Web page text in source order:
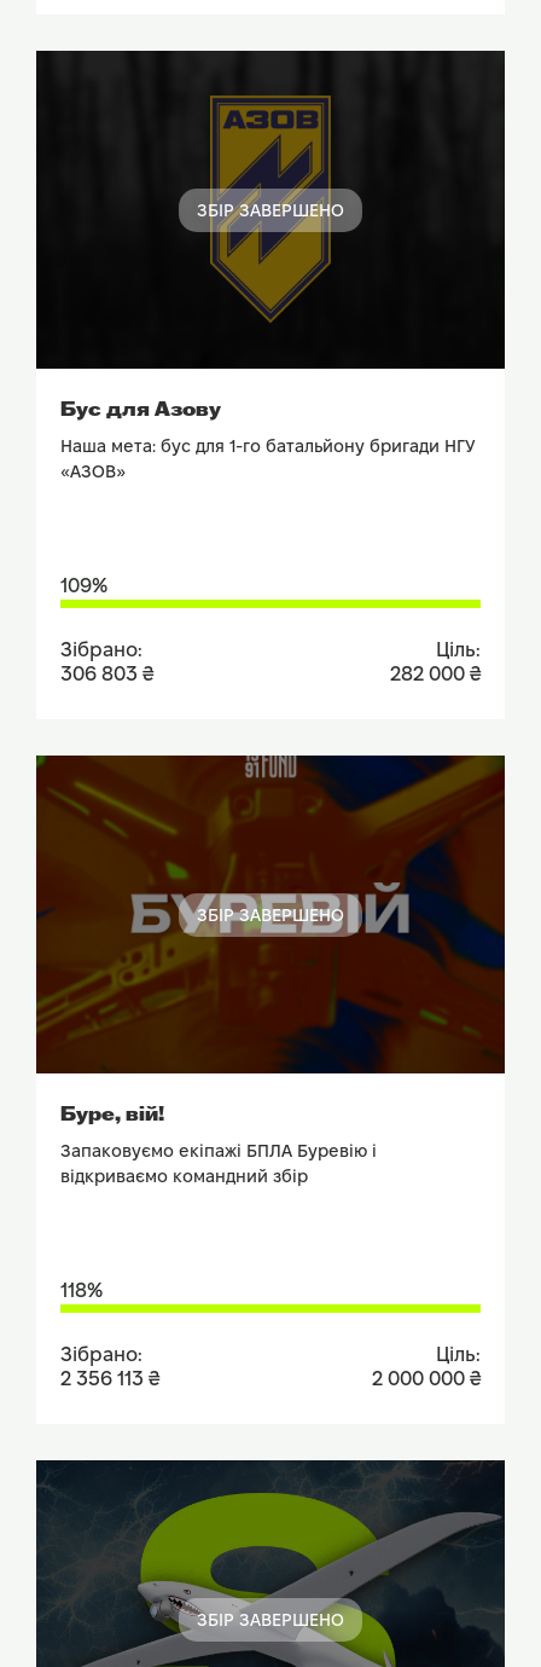
ЗБІР ЗАВЕРШЕНО
Бус для Азову
Наша мета: бус для 1-го батальйону бригади НГУ
«АЗОВ»
Зібрано:
Ціль:
306 803 ₴
282 000 ₴
109%
ЗБІР ЗАВЕРШЕНО
Буре, вій!
Запаковуємо екіпажі БПЛА Буревію і
відкриваємо командний збір
Зібрано:
Ціль:
2 356 113 ₴
2 000 000 ₴
118%
ЗБІР ЗАВЕРШЕНО